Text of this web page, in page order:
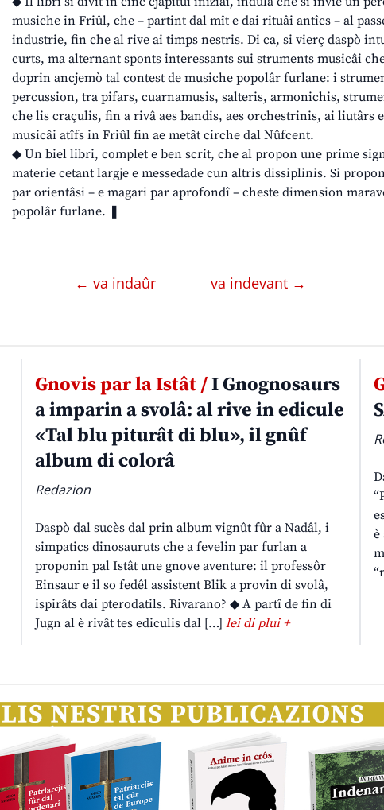
musiche in Friûl, che – partint dal mît e dai rituâi antîcs – al
industrie, fin che al rive ai timps nestris. Di ca, si vierç daspò
curts, ma alternant sponts interessants sui struments musicâi
doprin ancjemò tal contest de musiche popolâr furlane: i
percussion, tra pifars, cuarnamusis, salteris, armonichis,
che lis craçulis, fin a rivâ aes bandis, aes orchestrinis, ai liutârs
musicâi atîfs in Friûl fin ae metât cirche dal Nûfcent.
◆ Un biel libri, complet e ben scrit, che al propon une prime
materie cetant largje e messedade cun altris dissiplinis. Si
par orientâsi – e magari par aprofondî – cheste dimension
popolâr furlane. ❚
← va indaûr va indevant →
Gnovis par la Istât /I Gnognosaurs
a imparin a svolâ: al rive in edicule
«Tal blu piturât di blu», il gnûf
album di colorâ
Redazion
Daspò dal sucès dal prin album vignût fûr a Nadâl, i
simpatics dinosauruts che a fevelin par furlan a
proponin pal Istât une gnove aventure: il professôr
Einsaur e il so fedêl assistent Blik a provin di svolâ,
ispirâts dai pterodatils. Rivarano? ◆ A partî de fin di
Jugn al è rivât tes ediculis dal […] lei di plui +
è